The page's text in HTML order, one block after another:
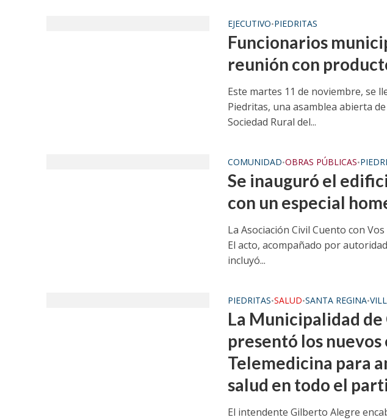
EJECUTIVO•PIEDRITAS
Funcionarios
reunión con
Este martes 11 de noviembre, se
Piedritas, una asamblea abierta
Sociedad Rural del...
COMUNIDAD•OBRAS PÚBLICAS•
Se inauguró el
con un especial
La Asociación Civil Cuento con
El acto, acompañado por
incluyó...
PIEDRITAS•SALUD•SANTA REGINA•
La Municipalidad
presentó los nuevos
Telemedicina para
salud en todo el
El intendente Gilberto Alegre